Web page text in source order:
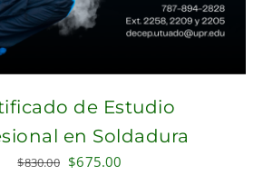
de Estudio
en Soldadura
$830.00 Original
$675.00